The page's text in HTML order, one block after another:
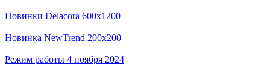
Новинки Delacora 600x1200
Новинка NewTrend 200x200
Режим работы 4 ноября 2024